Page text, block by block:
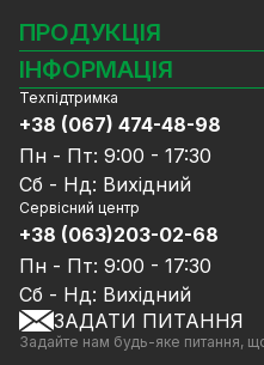
ПРОДУКЦІЯ
Камери
Відеореєстратори
Комплекти
СКУД
Джерела живлення
Мережеве обладнання
Ноутбуки та комп'ютери
Аксесуари
Акції
Знижені в ціні товари
GreenVision знижки
ІНФОРМАЦІЯ
Блог
Доставка та оплата
Гарантія та Сервісне
Політика
Договір публічної оферти
Співпраця
Послуги
Калькулятор розрахунку
Техпідтримка
+38 (067) 474-48-98
Пн - Пт: 9:00 - 17:30
Сб - Нд: Вихідний
Сервісний центр
+38 (063)203-02-68
Пн - Пт: 9:00 - 17:30
Сб - Нд: Вихідний
ЗАДАТИ ПИТАННЯ
Задайте нам будь-яке питання,